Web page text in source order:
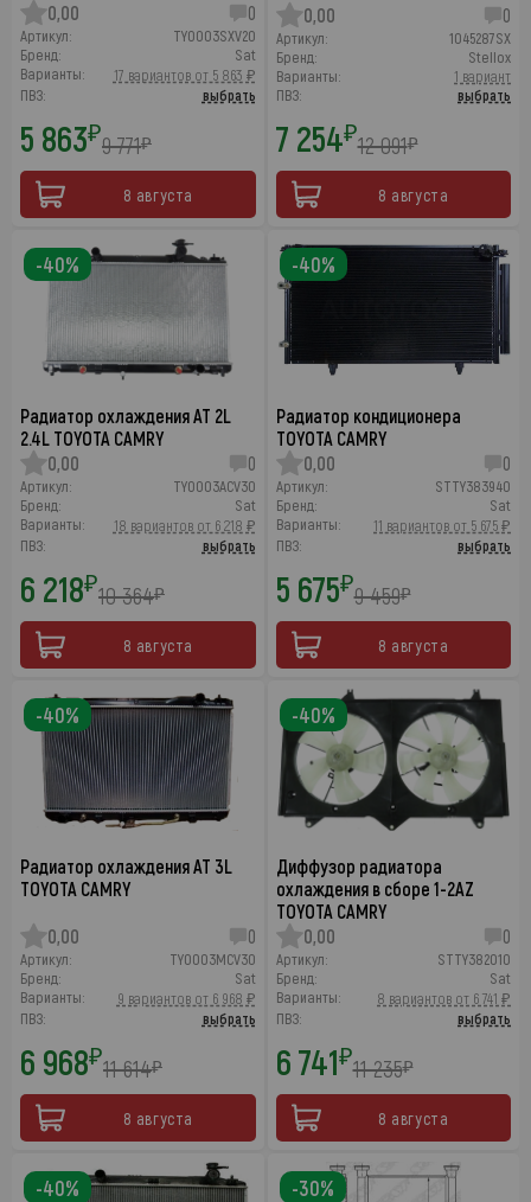
0,00
0
Артикул:
TY0003SXV20
Бренд:
Sat
Варианты:
17 вариантов от 5 863 ₽
ПВЗ:
выбрать
5 863₽9 771₽
8 августа
0,00
0
Артикул:
1045287SX
Бренд:
Stellox
Варианты:
1 вариант
ПВЗ:
выбрать
7 254₽12 091₽
8 августа
Радиатор охлаждения AT 2L
2.4L TOYOTA CAMRY
0,00
0
Артикул:
TY0003ACV30
Бренд:
Sat
Варианты:
18 вариантов от 6 218 ₽
ПВЗ:
выбрать
6 218₽10 364₽
8 августа
-40%
Радиатор кондиционера
TOYOTA CAMRY
0,00
0
Артикул:
STTY383940
Бренд:
Sat
Варианты:
11 вариантов от 5 675 ₽
ПВЗ:
выбрать
5 675₽9 459₽
8 августа
-40%
Радиатор охлаждения AT 3L
TOYOTA CAMRY
0,00 0
Артикул:
TY0003MCV30
Бренд:
Sat
Варианты:
9 вариантов от 6 968 ₽
ПВЗ:
выбрать
6 968₽11 614₽
8 августа
-40%
Диффузор радиатора
охлаждения в сборе 1-2AZ
TOYOTA CAMRY
0,00
0
Артикул:
STTY382010
Бренд:
Sat
Варианты:
8 вариантов от 6 741 ₽
ПВЗ:
выбрать
6 741₽11 235₽
8 августа
-40%
-40% -30%